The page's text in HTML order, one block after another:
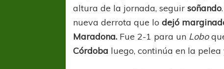
altura de la jornada, seguir soñando
nueva derrota que lodejó
Maradona. Fue 2-1 para un Lobo
Córdoba luego, continúa en la